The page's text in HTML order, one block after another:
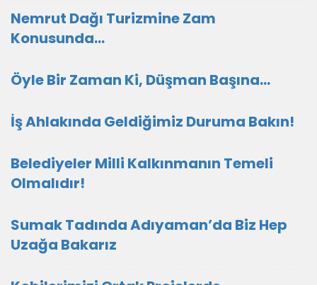
Nemrut Dağı Turizmine Zam
Konusunda...
Öyle Bir Zaman Ki, Düşman Başına...
İş Ahlakında Geldiğimiz Duruma Bakın!
Belediyeler Milli Kalkınmanın Temeli
Olmalıdır!
Sumak Tadında Adıyaman’da Biz Hep
Uzağa Bakarız